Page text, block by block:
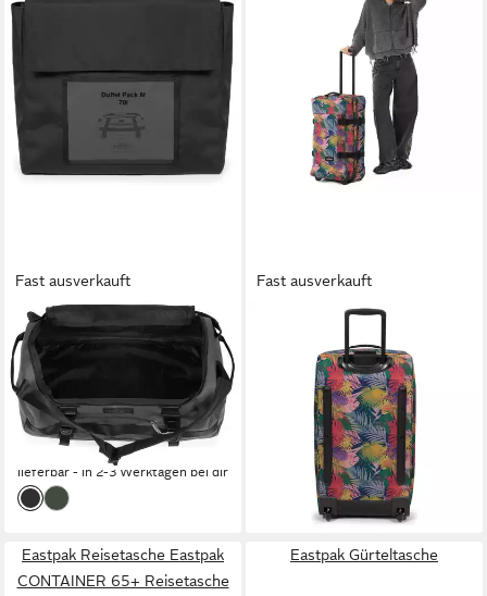
Fast ausverkauft
EASTPAK
Reisetasche DUFFEL PACK
M, Weekender, Reisetasche,
Sporttasche
ab 99,00 € UVP130,00 €
lieferbar - in 2-3 Werktagen bei dir
Fast ausverkauft
Weichgepäck-Trolley
Tranverz, 2 Rollen, Polyester
157,25 €
UVP185,00 €
lieferbar - in 2-3 Werktagen bei dir
+5
Eastpak Reisetasche Eastpak
CONTAINER 65+ Reisetasche
Eastpak Gürteltasche